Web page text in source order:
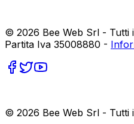
© 2026 Bee Web Srl - Tutti
Partita Iva 35008880 -
© 2026 Bee Web Srl - Tutti